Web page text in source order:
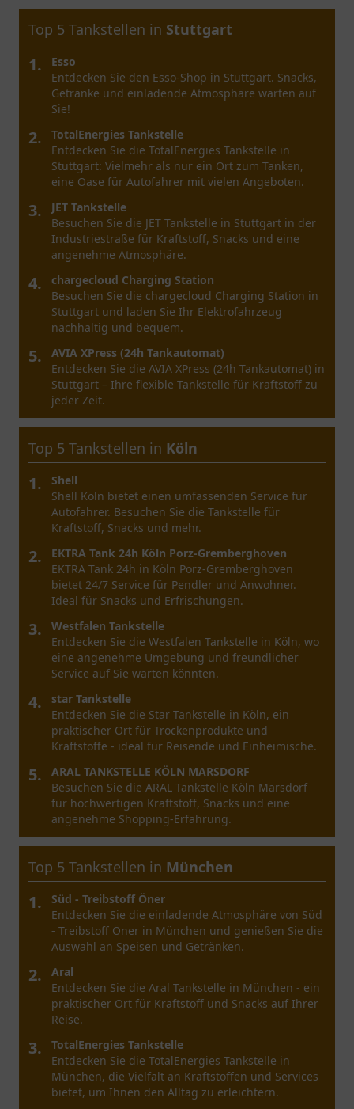
Top 5 Tankstellen in Nürnberg
1.
SUPOL Tankstelle, Pächter: Sahin Cafer
Entdecken Sie die SUPOL Tankstelle in Nürnberg.
Erfahren Sie mehr über die Angebote und das
Erlebnis vor Ort.
2.
Ladestation
Entdecken Sie die Ladestation in Nürnberg für
Elektrofahrzeuge - ideal gelegen mit vielseitigen
Lademöglichkeiten und nahe Freizeitangeboten.
3.
JET Tankstelle
Entdecken Sie die JET Tankstelle in Nürnberg für
Tankdienstleistungen, Snacks und praktische
Annehmlichkeiten während Ihrer Reise.
4.
Agip
Entdecken Sie die Agip Tankstelle in Nürnberg –
eine praktische Anlaufstelle für Autofahrer mit
Snacks und Getränken für die Reise!
5.
REWE To Go bei Aral
Entdecken Sie REWE To Go bei Aral in Nürnberg –
ein Ort für frische Snacks und Getränke zu jeder
Zeit.
Top 5 Tankstellen in Bremen
1.
Tankstelle am Supermarkt
Entdecken Sie die Möglichkeiten der Tankstelle am
Supermarkt in Bremen – ein praktischer Ort für
Kraftstoff und mehr.
2.
Esso Station Bremen Vegesacker Heerstrasse
Entdecken Sie die Esso Station Bremen Vegesacker
Heerstraße mit vielfältigen Services und Produkten
für Autofahrer und Reisende.
3.
OIL! Tankstelle
Entdecken Sie die OIL! Tankstelle in Bremen mit
umfassendem Angebot und potenziellen Vorteilen
für Autofahrer, die auf der Suche nach günstigen
4.
Amc Oil & Gas
Erleben Sie Amc Oil & Gas in Bremen – eine
vielseitige Anlaufstelle für Energielösungen und
Produkte.
5.
Hoyer Automatenstation
Entdecken Sie die Hoyer Automatenstation in
Bremen – eine praktische
Selbstbedienungstankstelle für alle
Kraftstoffbedürfnisse.
Top 5 Tankstellen in München
1.
Süd - Treibstoff Öner
Entdecken Sie die einladende Atmosphäre von Süd
- Treibstoff Öner in München und genießen Sie die
Auswahl an Speisen und Getränken.
2.
Aral
Entdecken Sie die Aral Tankstelle in München - ein
praktischer Ort für Kraftstoff und Snacks auf Ihrer
Reise.
3.
TotalEnergies Tankstelle
Entdecken Sie die TotalEnergies Tankstelle in
München, die Vielfalt an Kraftstoffen und Services
bietet, um Ihnen den Alltag zu erleichtern.